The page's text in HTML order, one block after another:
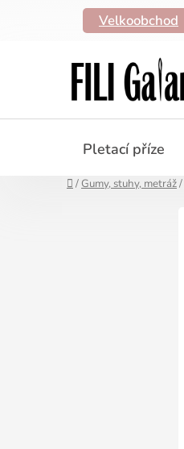
Velkoobchod
Pletací příze
Domů
/ Gumy, stuhy, metráž/